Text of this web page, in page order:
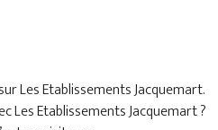
Les Etablissements Jacquemart.
Les Etablissements Jacquemart ?